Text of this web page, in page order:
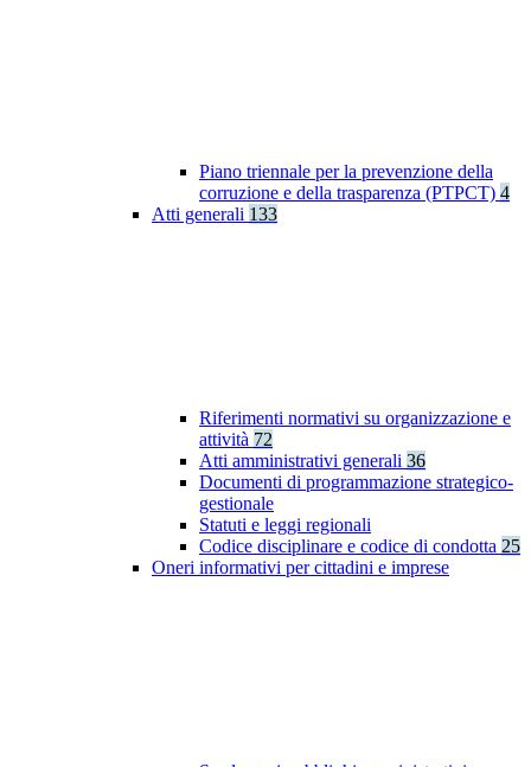
Piano triennale per la prevenzione della
corruzione e della trasparenza (PTPCT) 4
Atti generali 133
Riferimenti normativi su organizzazione e
attività 72
Atti amministrativi generali 36
Documenti di programmazione strategico-
gestionale
Statuti e leggi regionali
Codice disciplinare e codice di condotta 25
Oneri informativi per cittadini e imprese